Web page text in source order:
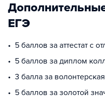
ЕГЭ
5 баллов за аттестат с
5 баллов за диплом
3 балла за
5 баллов за золотой